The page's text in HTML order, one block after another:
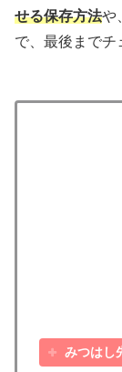
せる保存方法や
で、最後までチ
みつはし